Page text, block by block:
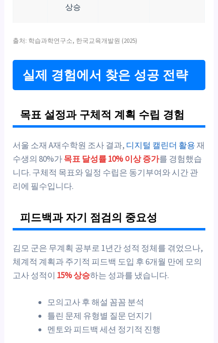
상승
출처: 학습과학연구소, 한국교육개발원 (2025)
실제 경험에서 찾은 성공 전략
목표 설정과 구체적 계획 수립 경험
서울 소재 A재수학원 조사 결과, 디지털 캘린더 활용재
수생의 80%가목표 달성률 10% 이상 증가를 경험했습
니다. 구체적 목표와 일정 수립은 동기부여와 시간 관
리에 필수입니다.
피드백과 자기 점검의 중요성
김모 군은 무계획 공부로 1년간 성적 정체를 겪었으나,
체계적 계획과 주기적 피드백 도입 후 6개월 만에 모의
고사 성적이 15% 상승하는 성과를 냈습니다.
모의고사 후 해설 꼼꼼 분석
틀린 문제 유형별 질문 던지기
멘토와 피드백 세션 정기적 진행